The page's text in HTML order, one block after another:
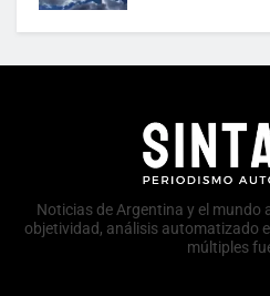
Noticias de Argentina y el mundo
objetividad, análisis automatizado
múltiples